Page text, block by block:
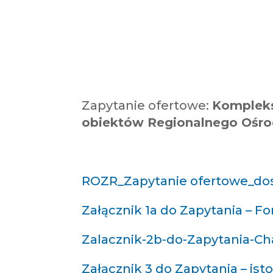
Zapytanie ofertowe:
obiektów Regionalnego
ROZR_Zapytanie
Załącznik 1a do Zapytania –
Zalacznik-2b-do-Zapytania-
Załącznik 3 do Zapytania –